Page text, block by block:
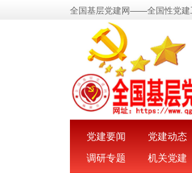
全国基层党建网——全国性党建
党建要闻 党建动态
调研专题
机关党建